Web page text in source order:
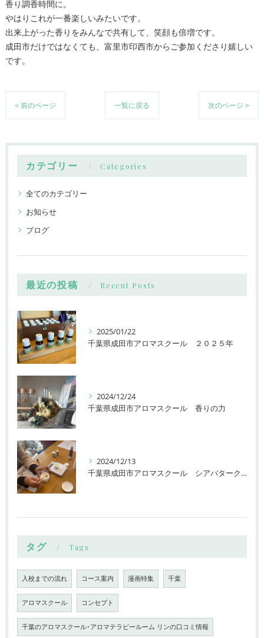
香り調香時間に。
やはりこれが一番楽しいみたいです。
出来上がった香りをみんなで共有して、笑顔も倍増です。
成田市だけではなくても、富里市印西市からご参加くださり嬉しい
です。
< 前のページ 一覧に戻る 次のページ >
カテゴリー Categories
全てのカテゴリー
お知らせ
ブログ
最近の投稿 Recent Posts
2025/01/22
千葉県成田市アロマスクール ２０２５年
2024/12/24
千葉県成田市アロマスクール 香りの力
2024/12/13
千葉県成田市アロマスクール シアバタークリーム
タグ Tags
入校までの流れ コース案内 漫画特集 千葉
アロマスクール コンセプト
千葉のアロマスクール･アロマテラピールーム リンの口コミ情報